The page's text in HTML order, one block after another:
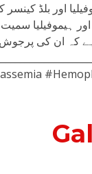
اور بلڈ
سمیت
گزار ہے کہ